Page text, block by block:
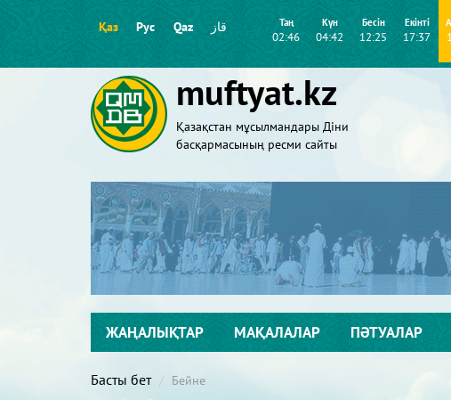
Қаз Рус Qaz قاز Таң
02:46
Күн
04:42
Бесін
12:25
Екінті
17:37
muftyat.kz
Қазақстан мұсылмандары Діни
басқармасының ресми сайты
ЖАҢАЛЫҚТАР МАҚАЛАЛАР ПӘТУАЛАР
Басты бет Бейне